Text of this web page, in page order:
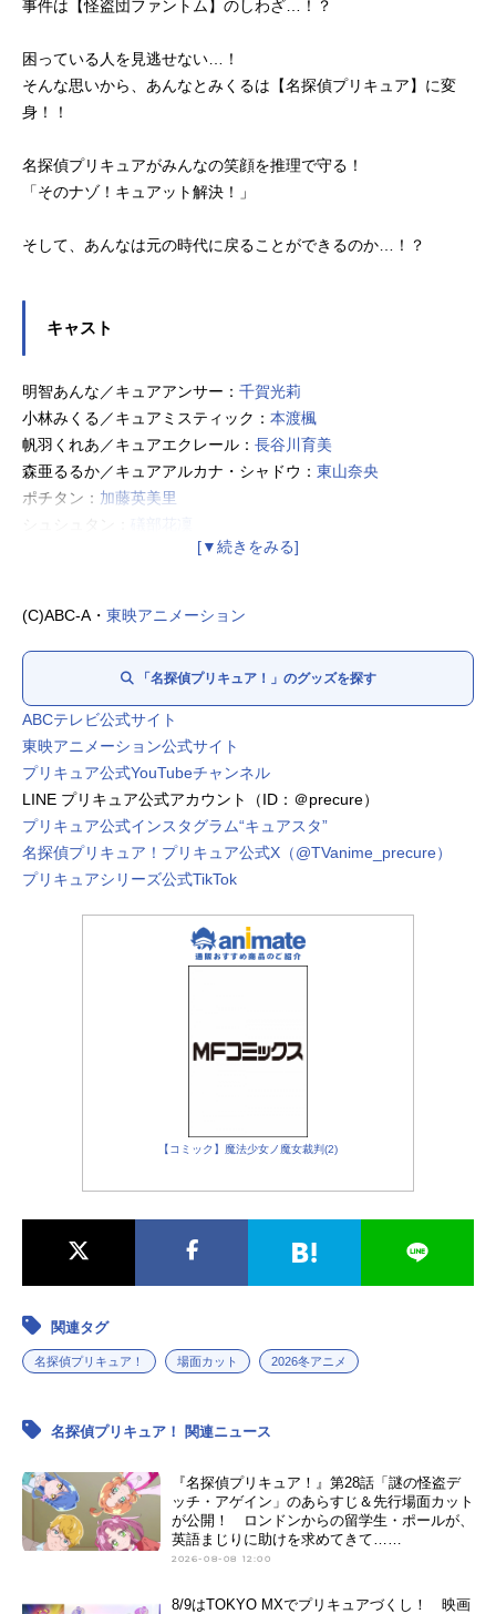
事件は【怪盗団ファントム】のしわざ…！？
困っている人を見逃せない…！
そんな思いから、あんなとみくるは【名探偵プリキュア】に変
身！！
名探偵プリキュアがみんなの笑顔を推理で守る！
「そのナゾ！キュアット解決！」
そして、あんなは元の時代に戻ることができるのか…！？
キャスト
明智あんな／キュアアンサー： 千賀光莉
小林みくる／キュアミスティック： 本渡楓
帆羽くれあ／キュアエクレール： 長谷川育美
森亜るるか／キュアアルカナ・シャドウ： 東山奈央
ポチタン： 加藤英美里
シュシュタン：
松岡禎丞
ゴウエモン：石川栄一
ウソノワール：日野聡
来栖エリザ：明智璃子
金田れい：
Lynn
家入しるく： 村上奈津実
(C)ABC-A・ 東映アニメーション
「名探偵プリキュア！」のグッズを探す
ABCテレビ公式サイト
東映アニメーション公式サイト
プリキュア公式YouTubeチャンネル
LINE プリキュア公式アカウント（ID：＠precure）
プリキュア公式インスタグラム“キュアスタ”
名探偵プリキュア！プリキュア公式X（@TVanime_precure）
プリキュアシリーズ公式TikTok
【コミック】魔法少女ノ魔女裁判(2)
関連タグ
名探偵プリキュア！ 場面カット 2026冬アニメ
名探偵プリキュア！ 関連ニュース
『名探偵プリキュア！』第28話「謎の怪盗デ
ッチ・アゲイン」のあらすじ＆先行場面カット
が公開！ ロンドンからの留学生・ポールが、
英語まじりに助けを求めてきて……
2026-08-08 12:00
8/9はTOKYO MXでプリキュアづくし！ 映画